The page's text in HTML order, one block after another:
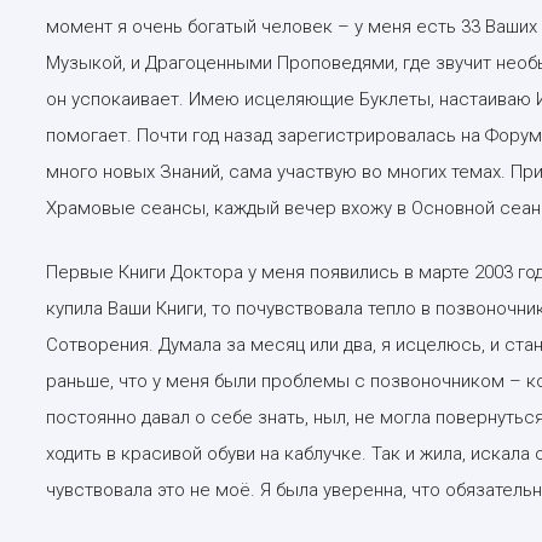
момент я очень богатый человек – у меня есть 33
Музыкой, и Драгоценными Проповедями, где звучит
он успокаивает. Имею исцеляющие Буклеты,
помогает. Почти год назад зарегистрировалась на
много новых Знаний, сама участвую во многих темах.
Храмовые сеансы, каждый вечер вхожу в Основной
Первые Книги Доктора у меня появились в марте 2003
купила Ваши Книги, то почувствовала тепло в
Сотворения. Думала за месяц или два, я исцелюсь, и
раньше, что у меня были проблемы с позвоночником –
постоянно давал о себе знать, ныл, не могла
ходить в красивой обуви на каблучке. Так и жила,
чувствовала это не моё. Я была уверенна, что